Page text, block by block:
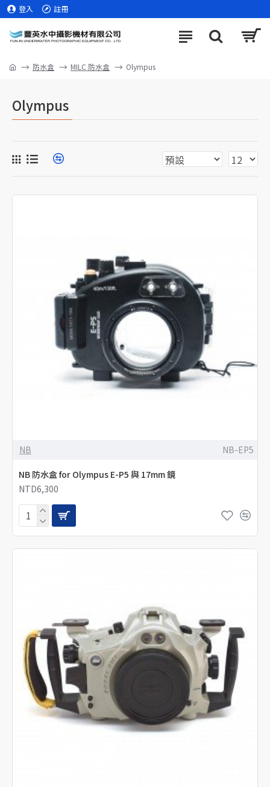
登入 註冊
防水盒 MILC 防水盒 Olympus
Olympus
NB NB-EP5
NB 防水盒 for Olympus E-P5 與 17mm 鏡
NTD6,300